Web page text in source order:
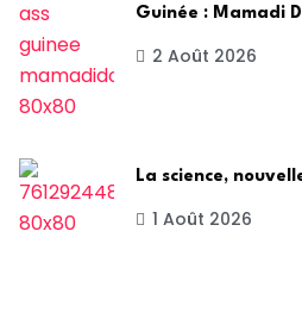
Guinée : Mamadi
2 Août 2026
La science,
1 Août 2026